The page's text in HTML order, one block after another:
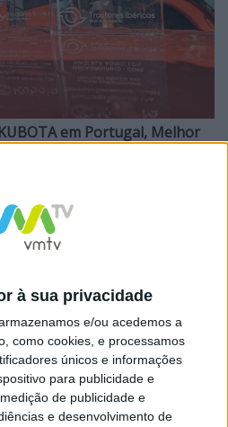
à sua privacidade
e/ou acedemos a
como cookies, e processamos
únicos e informações
para publicidade e
de publicidade e
e desenvolvimento de
em Portugal, Melhor
Kubota desde 1979 para
do Castelo na área da
reconhecido o seu
clientes.